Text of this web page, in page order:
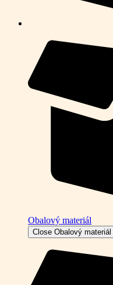
Obalový materiál
Close Obalový materiál